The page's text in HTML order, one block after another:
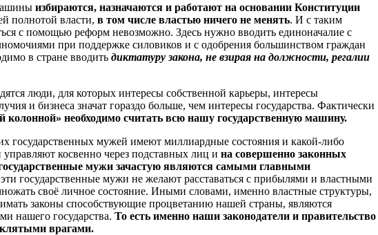
избираются, назначаются и работают на основании Конституции
полнотой власти, в том числе властью ничего не менять. И с таким
с помощью реформ невозможно. Здесь нужно вводить единоначалие с
при поддержке силовиков и с одобрения большинством граждан
в стране вводить диктатуру закона, не взирая на должности, регалии
люди, для которых интересы собственной карьеры, интересы
и бизнеса значат гораздо больше, чем интересы государства. Фактически
колонной» необходимо считать всю нашу государственную машину.
государственных мужей имеют миллиардные состояния и какой-либо
косвенно через подставных лиц и на совершенно законных
мужи зачастую являются самыми главными
государственные мужи не желают расставаться с прибылями и властными
своё личное состояние. Иными словами, именно властные структуры,
законы способствующие процветанию нашей страны, являются
нашего государства. То есть именно наши законодатели и правительство
врагами.